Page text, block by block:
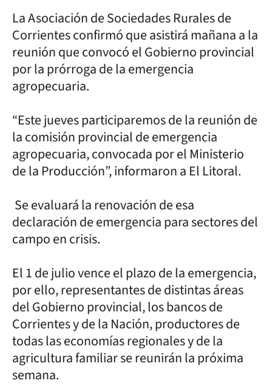
La Asociación de Sociedades Rurales de
Corrientes confirmó que asistirá mañana a la
reunión que convocó el Gobierno provincial
por la prórroga de la emergencia
agropecuaria.
“Este jueves participaremos de la reunión de
la comisión provincial de emergencia
agropecuaria, convocada por el Ministerio
de la Producción”, informaron a El Litoral.
Se evaluará la renovación de esa
declaración de emergencia para sectores del
campo en crisis.
El 1 de julio vence el plazo de la emergencia,
por ello, representantes de distintas áreas
del Gobierno provincial, los bancos de
Corrientes y de la Nación, productores de
todas las economías regionales y de la
agricultura familiar se reunirán la próxima
semana.